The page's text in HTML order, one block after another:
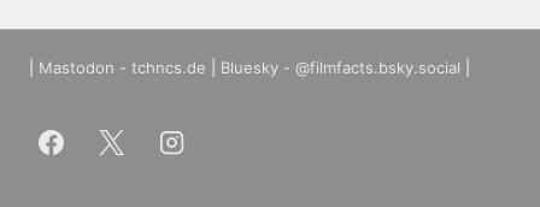
Mastodon - tchncs.de Bluesky - @filmfacts.bsky.social